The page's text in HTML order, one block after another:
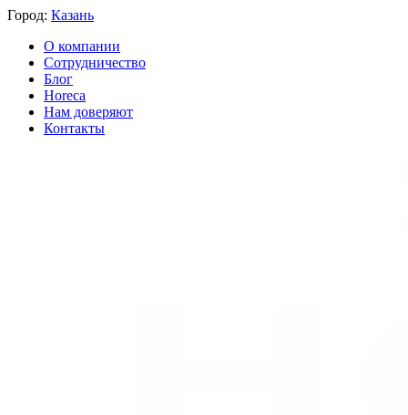
Город: Казань
О компании
Сотрудничество
Блог
Horeca
Нам доверяют
Контакты